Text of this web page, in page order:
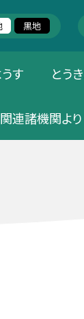
黒地
す とう
関連諸機関より